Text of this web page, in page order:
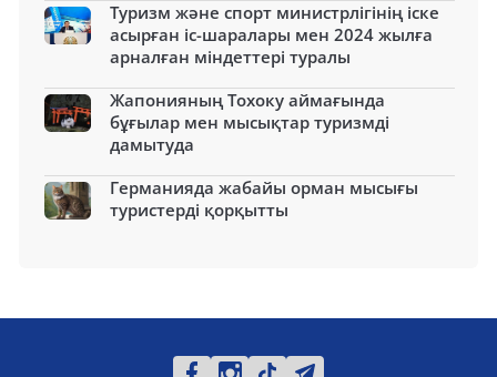
Туризм және спорт министрлігінің іске
асырған іс-шаралары мен 2024 жылға
арналған міндеттері туралы
Жапонияның Тохоку аймағында
бұғылар мен мысықтар туризмді
дамытуда
Германияда жабайы орман мысығы
туристерді қорқытты